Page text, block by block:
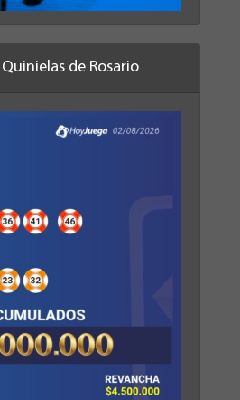
de Rosario